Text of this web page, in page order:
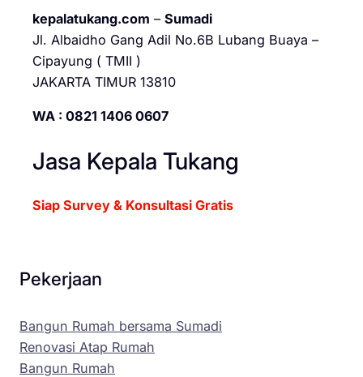
kepalatukang.com – Sumadi
Jl. Albaidho Gang Adil No.6B Lubang Buaya –
Cipayung ( TMII )
JAKARTA TIMUR 13810
WA : 0821 1406 0607
Jasa Kepala Tukang
Siap Survey & Konsultasi Gratis
Pekerjaan
Bangun Rumah bersama Sumadi
Renovasi Atap Rumah
Bangun Rumah